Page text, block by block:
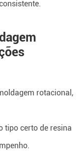
rotacional,
tipo certo de resina